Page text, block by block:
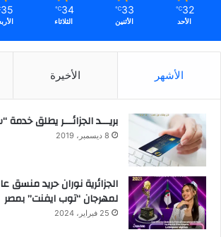
32
℃
الأحد
33
℃
الأثنين
34
℃
الثلاثاء
35
الأشهر الأخيرة
بريـــد الجزائـــر يطلق خدمة
8 ديسمبر، 2019
الجزائرية نوران حريد منسق
لمهرجان “توب ايفنت” بمصر
25 فبراير، 2024